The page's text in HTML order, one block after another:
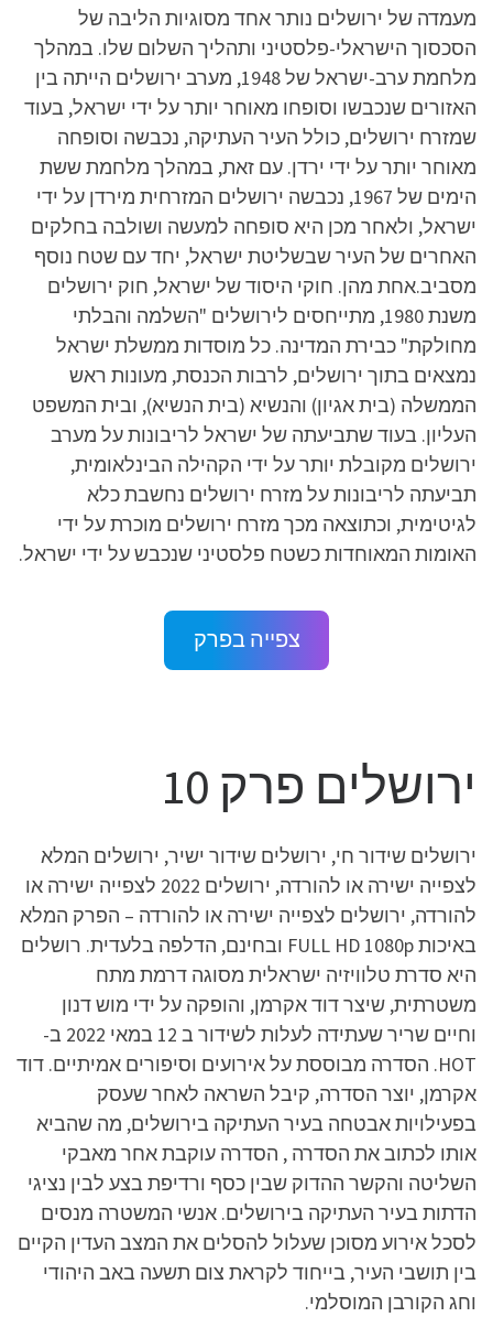
מעמדה של ירושלים נותר אחד מסוגיות הליבה של
הסכסוך הישראלי-פלסטיני ותהליך השלום שלו. במהלך
מלחמת ערב-ישראל של 1948, מערב ירושלים הייתה בין
האזורים שנכבשו וסופחו מאוחר יותר על ידי ישראל, בעוד
שמזרח ירושלים, כולל העיר העתיקה, נכבשה וסופחה
מאוחר יותר על ידי ירדן. עם זאת, במהלך מלחמת ששת
הימים של 1967, נכבשה ירושלים המזרחית מירדן על ידי
ישראל, ולאחר מכן היא סופחה למעשה ושולבה בחלקים
האחרים של העיר שבשליטת ישראל, יחד עם שטח נוסף
מסביב.אחת מהן. חוקי היסוד של ישראל, חוק ירושלים
משנת 1980, מתייחסים לירושלים "השלמה והבלתי
מחולקת" כבירת המדינה. כל מוסדות ממשלת ישראל
נמצאים בתוך ירושלים, לרבות הכנסת, מעונות ראש
הממשלה (בית אגיון) והנשיא (בית הנשיא), ובית המשפט
העליון. בעוד שתביעתה של ישראל לריבונות על מערב
ירושלים מקובלת יותר על ידי הקהילה הבינלאומית,
תביעתה לריבונות על מזרח ירושלים נחשבת כלא
לגיטימית, וכתוצאה מכך מזרח ירושלים מוכרת על ידי
האומות המאוחדות כשטח פלסטיני שנכבש על ידי ישראל.
צפייה בפרק
ירושלים פרק 10
ירושלים שידור חי, ירושלים שידור ישיר, ירושלים המלא
לצפייה ישירה או להורדה, ירושלים 2022 לצפייה ישירה או
להורדה, ירושלים לצפייה ישירה או להורדה – הפרק המלא
באיכות FULL HD 1080p ובחינם, הדלפה בלעדית. רושלים
היא סדרת טלוויזיה ישראלית מסוגה דרמת מתח
משטרתית, שיצר דוד אקרמן, והופקה על ידי מוש דנון
וחיים שריר שעתידה לעלות לשידור ב 12 במאי 2022 ב-
HOT. הסדרה מבוססת על אירועים וסיפורים אמיתיים. דוד
אקרמן, יוצר הסדרה, קיבל השראה לאחר שעסק
בפעילויות אבטחה בעיר העתיקה בירושלים, מה שהביא
אותו לכתוב את הסדרה , הסדרה עוקבת אחר מאבקי
השליטה והקשר ההדוק שבין כסף ורדיפת בצע לבין נציגי
הדתות בעיר העתיקה בירושלים. אנשי המשטרה מנסים
לסכל אירוע מסוכן שעלול להסלים את המצב העדין הקיים
בין תושבי העיר, בייחוד לקראת צום תשעה באב היהודי
וחג הקורבן המוסלמי.